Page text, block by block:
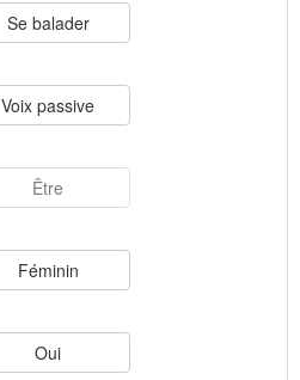
Se balader
Voix passive
Être
Féminin
Oui